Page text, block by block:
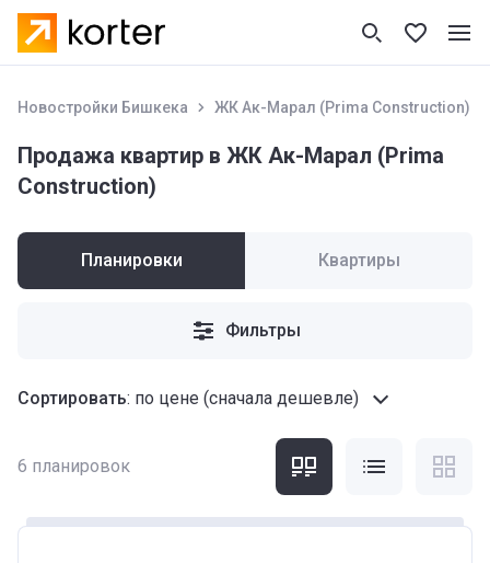
Новостройки Бишкека ЖК Ак-Марал (Prima Construction)
Продажа квартир в ЖК Ак-Марал (Prima
Construction)
Планировки Квартиры
Фильтры
Сортировать: по цене (сначала дешевле)
6 планировок